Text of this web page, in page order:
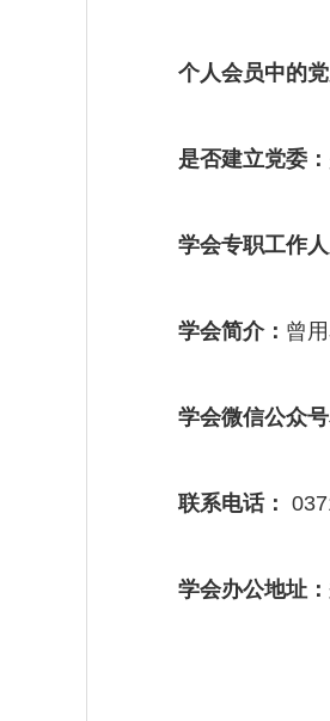
个人会员中的党
是否建立党委：
学会专职工作人
学会简介： 曾
学会微信公众号
联系电话：
学会办公地址：